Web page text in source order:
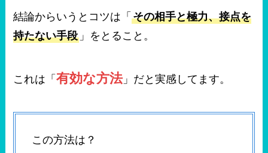
結論からいうとコツは「その相手と極力、接点を
持たない手段 」をとること。
これは「有効な方法」だと実感してます。
この方法は？